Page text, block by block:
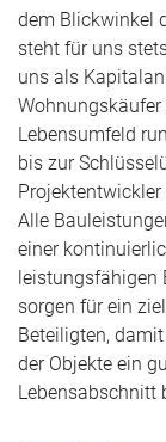
dem Blickwinkel
steht für uns
uns als
Lebensumfeld
bis zur
Alle
einer
leistungsfähigen
sorgen für ein
Beteiligten,
der Objekte ein
Lebensabschnitt